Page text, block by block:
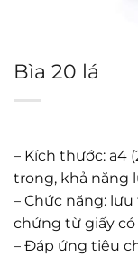
Bìa 20 lá
– Kích thước: a4
trong, khả năng
– Chức năng:
chứng từ giấy
– Đáp ứng tiêu